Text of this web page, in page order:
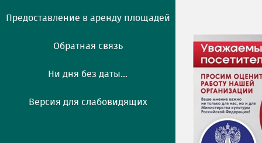
Предоставление в аренду площадей
Обратная связь
Ни дня без даты...
Версия для слабовидящих